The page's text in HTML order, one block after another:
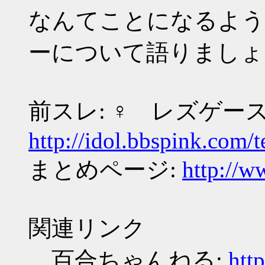
なんてことになるよ
ーについて語りまし
前スレ: ♀ レズゲ
http://idol.bbspink.com/
まとめページ: http://
関連リンク